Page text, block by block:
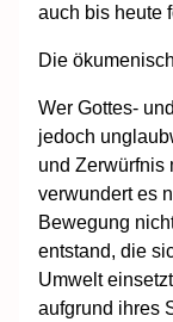
auch bis heute
Die
Wer Gottes-
jedoch
und Zerwürfnis
verwundert es
Bewegung
entstand, die
Umwelt
aufgrund ihres